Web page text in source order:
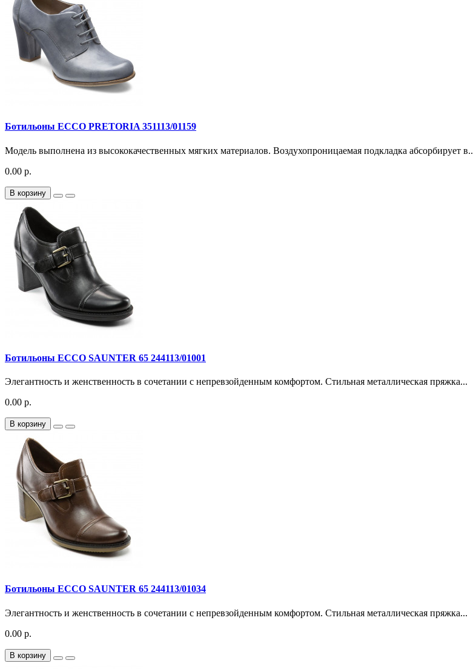
Ботильоны ECCO PRETORIA 351113/01159
Модель выполнена из высококачественных мягких материалов. Воздухопроницаемая подкладка абсорбирует в..
0.00 р.
В корзину
Ботильоны ECCO SAUNTER 65 244113/01001
Элегантность и женственность в сочетании с непревзойденным комфортом. Стильная металлическая пряжка...
0.00 р.
В корзину
Ботильоны ECCO SAUNTER 65 244113/01034
Элегантность и женственность в сочетании с непревзойденным комфортом. Стильная металлическая пряжка...
0.00 р.
В корзину